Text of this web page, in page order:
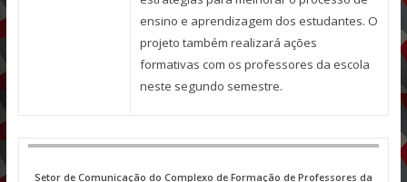
ensino e aprendizagem dos estudantes. O
projeto também realizará ações
formativas com os professores da escola
neste segundo semestre.
Setor de Comunicação do Complexo de Formação de Professores da